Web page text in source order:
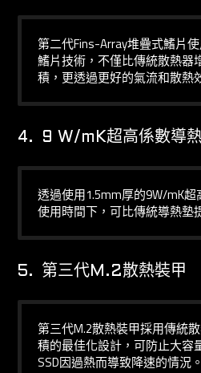
第二代Fins-Array堆疊式鰭片
鰭片技術，不僅比傳統散熱器
積，更透過更好的氣流和散熱
4. 9 W/mK超高係數導
透過使用1.5mm厚的9W/mK
使用時間下，可比傳統導熱墊
5. 第三代M.2散熱裝甲
第三代M.2散熱裝甲採用傳統
積的最佳化設計，可防止大容
SSD因過熱而導致降速的情況。